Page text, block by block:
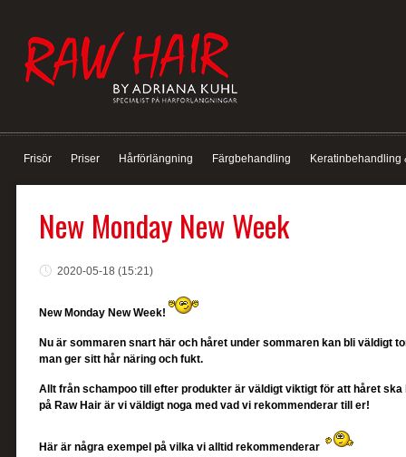
Frisör Priser Hårförlängning Färgbehandling Keratinbehandling
New Monday New Week
2020-05-18 (15:21)
New Monday New Week!
Nu är sommaren snart här och håret under sommaren kan bli väldigt
man ger sitt hår näring och fukt.
Allt från schampoo till efter produkter är väldigt viktigt för att håret ska
på Raw Hair är vi väldigt noga med vad vi rekommenderar till er!
Här är några exempel på vilka vi alltid rekommenderar